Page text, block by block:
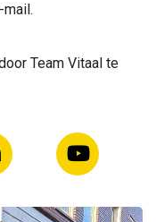
Team Vitaal te